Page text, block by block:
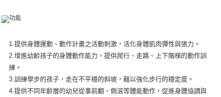
後付繳納相關費用。
※ 交易是否成功請以「AFTEE先享後付 」之結帳頁面顯示為準，若有關於
客戶支援中心」
https://netprotections.freshdesk.com/support/home
【注意事項】
１．透過由恩沛科技股份有限公司提供之「AFTEE先享後付」服務完成之交
易，需依本服務之必要範圍內提供個人資料，並將交易相關給付款項請求債
權轉讓予恩沛科技股份有限公司。
２．關於個人資料處理事宜，請瀏覽以下網址：
1.提供身體運動、動作計畫之活動刺激，活化身體肌肉彈性與張力。
2.增進幼齡孩子的身體動作能力，提供爬行、走路、上下階梯的動作訓
練。
3.訓練學步的孩子，走在不平穩的斜坡，藉以強化步行的穩定度。
4.提供不同年齡層的幼兒從事前翻、側滾等體能動作，促進身體協調與